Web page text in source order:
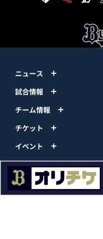
ニュース
試合情報
チーム情報
チケット
イベント
ファンクラブ
グッズ